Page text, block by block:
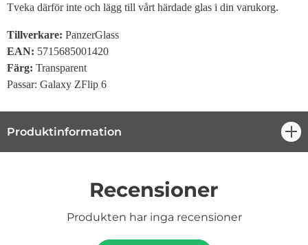
Tveka därför inte och lägg till vårt härdade glas i din varukorg.
Tillverkare: PanzerGlass
EAN: 5715685001420
Färg: Transparent
Passar: Galaxy ZFlip 6
Produktinformation
Recensioner
Produkten har inga recensioner